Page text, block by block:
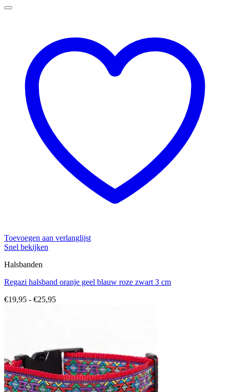
Toevoegen aan verlanglijst
Snel bekijken
Halsbanden
Regazi halsband oranje geel blauw roze zwart 3 cm
€19,95 - €25,95Prijsklasse: